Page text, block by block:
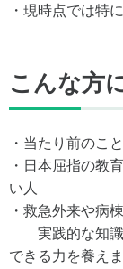
・現時点では特
こんな方
・当たり前のこ
・日本屈指の教
い人
・救急外来や病
実践的な知識
できる力を養えま